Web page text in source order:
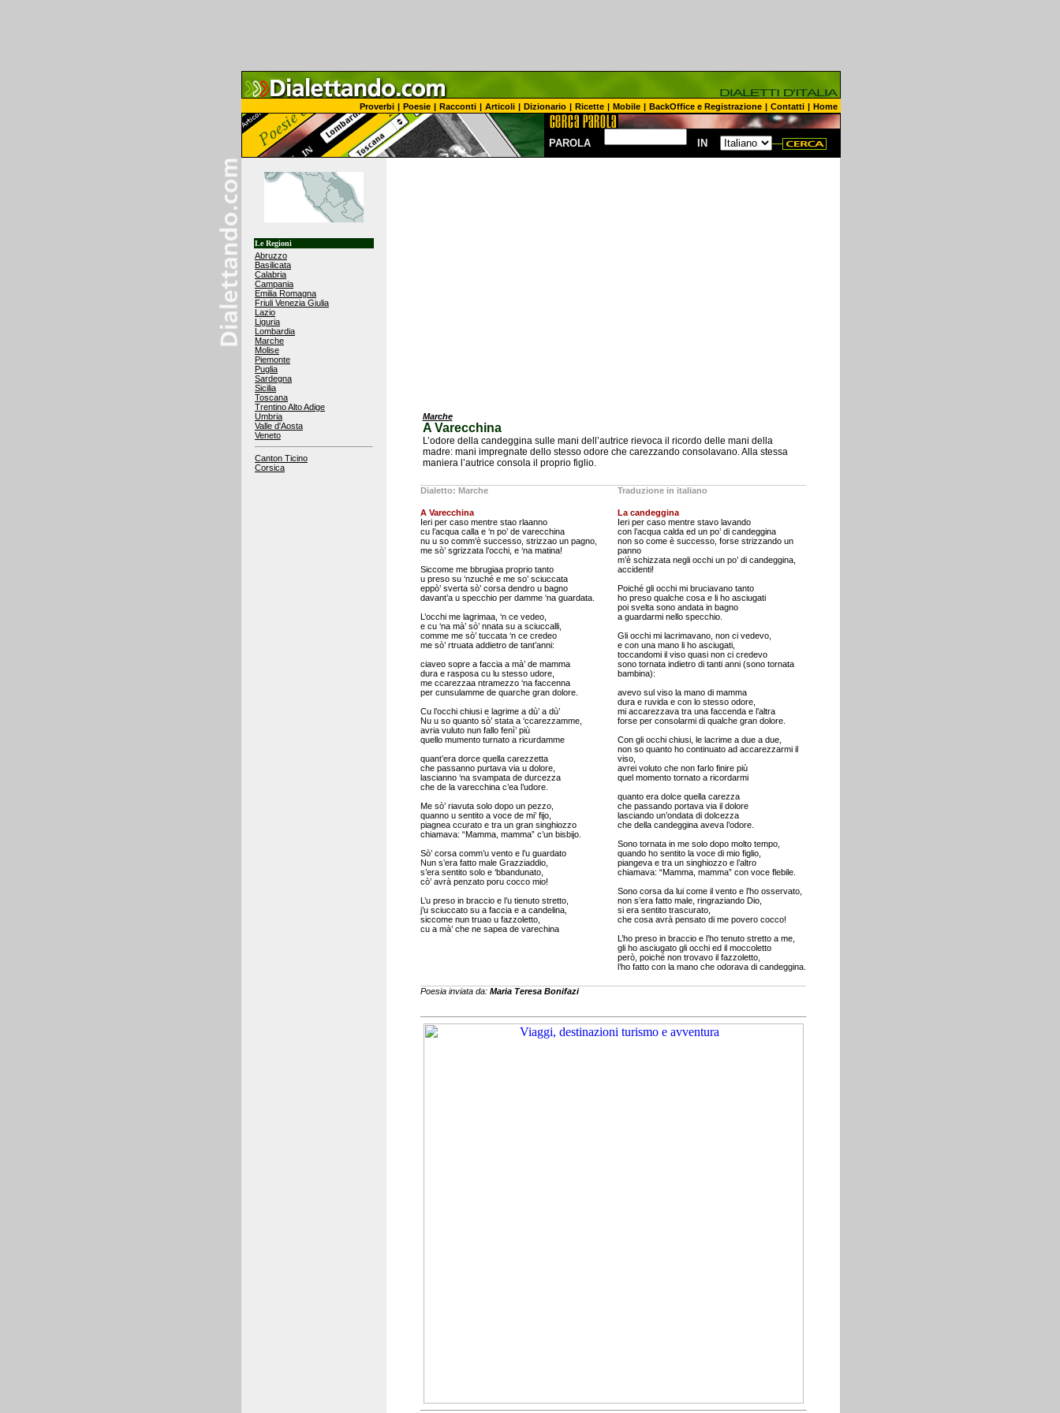
Proverbi | Poesie | Racconti | Articoli | Dizionario | Ricette | Mobile | BackOffice e Registrazione | Contatti | Home
PAROLA IN
Le Regioni
Abruzzo
Basilicata
Calabria
Campania
Emilia Romagna
Friuli Venezia Giulia
Lazio
Liguria
Lombardia
Marche
Molise
Piemonte
Puglia
Sardegna
Sicilia
Toscana
Trentino Alto Adige
Umbria
Valle d'Aosta
Veneto
Canton Ticino
Corsica
Marche
A Varecchina
L’odore della candeggina sulle mani dell’autrice rievoca il ricordo delle mani della
madre: mani impregnate dello stesso odore che carezzando consolavano. Alla stessa
maniera l’autrice consola il proprio figlio.
Dialetto: Marche
A Varecchina
Ieri per caso mentre stao rlaanno
cu l’acqua calla e ‘n po’ de varecchina
nu u so comm’è successo, strizzao un pagno,
me sò’ sgrizzata l’occhi, e ‘na matina!
Siccome me bbrugiaa proprio tanto
u preso su ‘nzuché e me so’ sciuccata
eppò’ sverta sò’ corsa dendro u bagno
davant’a u specchio per damme ‘na guardata.
L’occhi me lagrimaa, ‘n ce vedeo,
e cu ‘na mà’ sò’ nnata su a sciuccalli,
comme me sò’ tuccata ‘n ce credeo
me sò’ rtruata addietro de tant’anni:
ciaveo sopre a faccia a mà’ de mamma
dura e rasposa cu lu stesso udore,
me ccarezzaa ntramezzo ‘na faccenna
per cunsulamme de quarche gran dolore.
Cu l’occhi chiusi e lagrime a dù’ a dù’
Nu u so quanto sò’ stata a ‘ccarezzamme,
avria vuluto nun fallo fenì’ più
quello mumento turnato a ricurdamme
quant’era dorce quella carezzetta
che passanno purtava via u dolore,
lascianno ‘na svampata de durcezza
che de la varecchina c’ea l’udore.
Me sò’ riavuta solo dopo un pezzo,
quanno u sentito a voce de mi’ fijo,
piagnea ccurato e tra un gran singhiozzo
chiamava: “Mamma, mamma” c’un bisbijo.
Sò’ corsa comm’u vento e l’u guardato
Nun s’era fatto male Grazziaddio,
s’era sentito solo e ‘bbandunato,
cò’ avrà penzato poru cocco mio!
L’u preso in braccio e l’u tienuto stretto,
j’u sciuccato su a faccia e a candelina,
siccome nun truao u fazzoletto,
cu a mà’ che ne sapea de varechina
Traduzione in italiano
La candeggina
Ieri per caso mentre stavo lavando
con l’acqua calda ed un po’ di candeggina
non so come è successo, forse strizzando un
panno
m’è schizzata negli occhi un po’ di candeggina,
accidenti!
Poiché gli occhi mi bruciavano tanto
ho preso qualche cosa e li ho asciugati
poi svelta sono andata in bagno
a guardarmi nello specchio.
Gli occhi mi lacrimavano, non ci vedevo,
e con una mano li ho asciugati,
toccandomi il viso quasi non ci credevo
sono tornata indietro di tanti anni (sono tornata
bambina):
avevo sul viso la mano di mamma
dura e ruvida e con lo stesso odore,
mi accarezzava tra una faccenda e l’altra
forse per consolarmi di qualche gran dolore.
Con gli occhi chiusi, le lacrime a due a due,
non so quanto ho continuato ad accarezzarmi il
viso,
avrei voluto che non farlo finire più
quel momento tornato a ricordarmi
quanto era dolce quella carezza
che passando portava via il dolore
lasciando un’ondata di dolcezza
che della candeggina aveva l’odore.
Sono tornata in me solo dopo molto tempo,
quando ho sentito la voce di mio figlio,
piangeva e tra un singhiozzo e l’altro
chiamava: “Mamma, mamma” con voce flebile.
Sono corsa da lui come il vento e l’ho osservato,
non s’era fatto male, ringraziando Dio,
si era sentito trascurato,
che cosa avrà pensato di me povero cocco!
L’ho preso in braccio e l’ho tenuto stretto a me,
gli ho asciugato gli occhi ed il moccoletto
però, poiché non trovavo il fazzoletto,
l’ho fatto con la mano che odorava di candeggina.
Poesia inviata da: Maria Teresa Bonifazi